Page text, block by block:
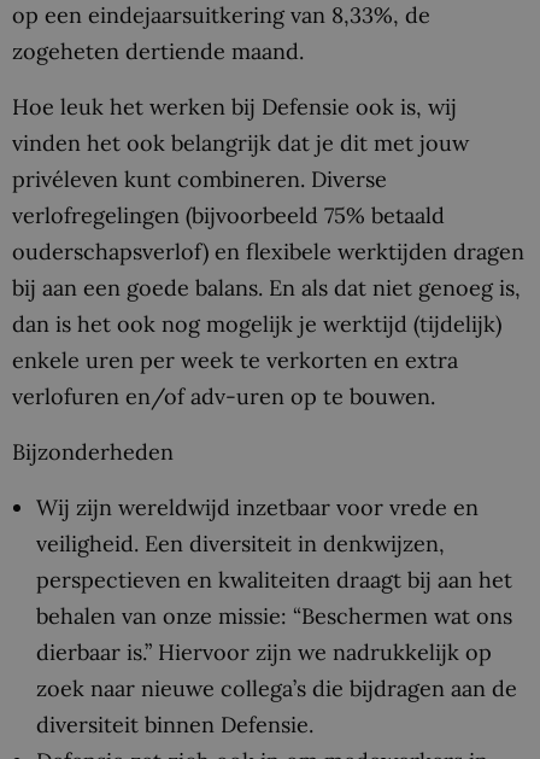
op een eindejaarsuitkering van 8,33%, de
zogeheten dertiende maand.
Hoe leuk het werken bij Defensie ook is, wij
vinden het ook belangrijk dat je dit met jouw
privéleven kunt combineren. Diverse
verlofregelingen (bijvoorbeeld 75% betaald
ouderschapsverlof) en flexibele werktijden dragen
bij aan een goede balans. En als dat niet genoeg is,
dan is het ook nog mogelijk je werktijd (tijdelijk)
enkele uren per week te verkorten en extra
verlofuren en/of adv-uren op te bouwen.
Bijzonderheden
Wij zijn wereldwijd inzetbaar voor vrede en
veiligheid. Een diversiteit in denkwijzen,
perspectieven en kwaliteiten draagt bij aan het
behalen van onze missie: “Beschermen wat ons
dierbaar is.” Hiervoor zijn we nadrukkelijk op
zoek naar nieuwe collega’s die bijdragen aan de
diversiteit binnen Defensie.